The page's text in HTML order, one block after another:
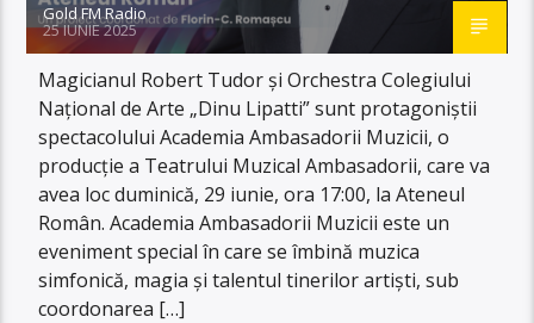
Gold FM Radio
25 IUNIE 2025
Magicianul Robert Tudor și Orchestra Colegiului
Național de Arte „Dinu Lipatti” sunt protagoniștii
spectacolului Academia Ambasadorii Muzicii, o
producție a Teatrului Muzical Ambasadorii, care va
avea loc duminică, 29 iunie, ora 17:00, la Ateneul
Român. Academia Ambasadorii Muzicii este un
eveniment special în care se îmbină muzica
simfonică, magia și talentul tinerilor artiști, sub
coordonarea […]